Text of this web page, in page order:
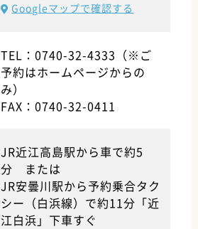
Googleマップで確認する
TEL：0740-32-4333（※ご
予約はホームページからの
み）
FAX：0740-32-0411
JR近江高島駅から車で約5
分 または
JR安曇川駅から予約乗合タク
シー（白浜線）で約11分「近
江白浜」下車すぐ